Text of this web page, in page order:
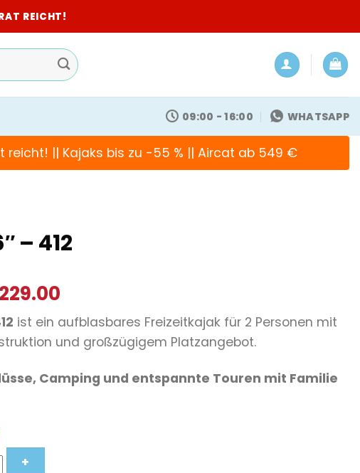
REICHT!
09:00 - 16:00 WHATSAPP
reicht! || Kajaks bis zu -55 % || Aircat ab 549 €
– 412
229.00Aktueller
Preis
ist:
€ 229.00.
ist ein aufblasbares Freizeitkajak für 2 Personen mit
und großzügigem Platzangebot.
Camping und entspannte Touren mit Familie